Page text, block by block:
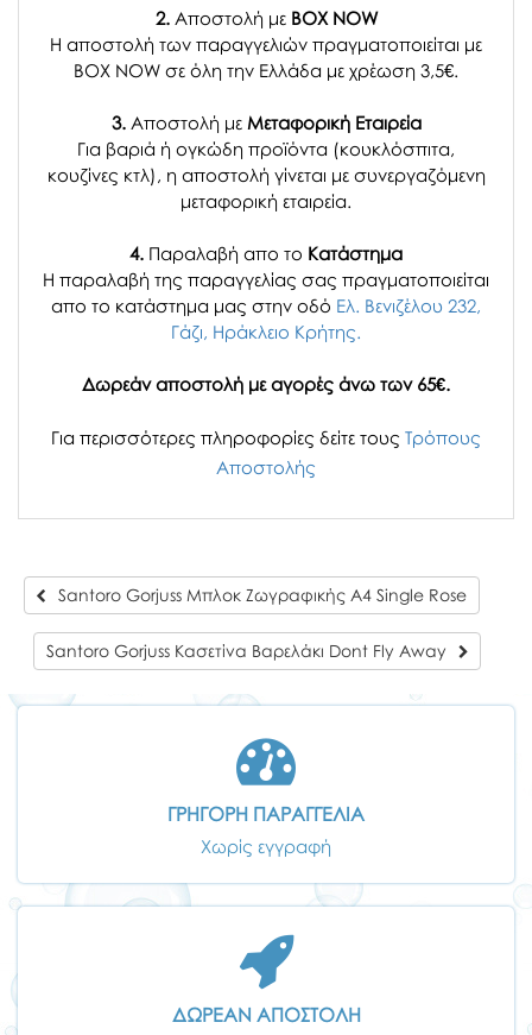
2. Αποστολή μεBOX NOW
Η αποστολή των παραγγελιών πραγματοποιείται με
BOX NOW σε όλη την Ελλάδα με χρέωση 3,5€.
3. Αποστολή μεΜεταφορική Εταιρεία
Για βαριά ή ογκώδη προϊόντα (κουκλόσπιτα,
κουζίνες κτλ), η αποστολή γίνεται με συνεργαζόμενη
μεταφορική εταιρεία.
4. Παραλαβή απο το Κατάστημα
H παραλαβή της παραγγελίας σας πραγματοποιείται
απο το κατάστημα μας στην οδό Ελ. Βενιζέλου 232,
Γάζι, Ηράκλειο Κρήτης.
Δωρεάν αποστολή με αγορές άνω των 65€.
Για περισσότερες πληροφορίες δείτε τους Τρόπους
Αποστολής
Santoro Gorjuss Μπλοκ Ζωγραφικής Α4 Single Rose
Santoro Gorjuss Κασετίνα Βαρελάκι Dont Fly Away
ΓΡΗΓΟΡΗ ΠΑΡΑΓΓΕΛΙΑ
Χωρίς εγγραφή
ΔΩΡΕΑΝ ΑΠΟΣΤΟΛΗ